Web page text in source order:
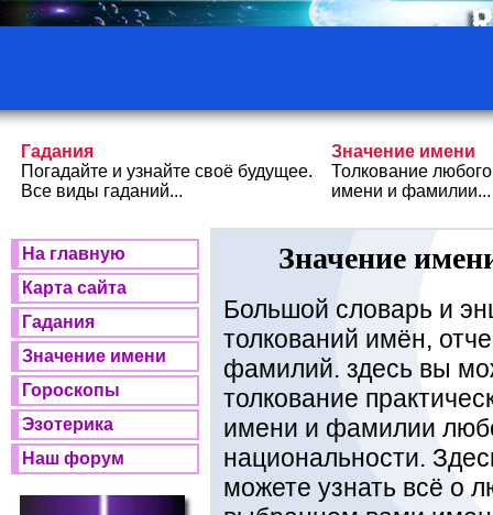
Гадания
Погадайте и узнайте своё будущее.
Все виды гаданий...
Значение имени
Толкование любого
имени и фамилии...
На главную
Карта сайта
Гадания
Значение имени
Гороскопы
Эзотерика
Наш форум
Значение
Большой словарь и
толкований имён,
фамилий. здесь вы
толкование
имени и фамилии
национальности.
можете узнать всё о